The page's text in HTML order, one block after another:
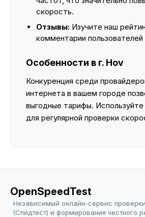
скорость.
Отзывы: Изучите наш
комментарии
Особенности в г. Hov
Конкуренция среди
интернета в вашем городе
выгодные тарифы.
для регулярной проверки
OpenSpeedTest
Независимый онлайн-сервис
(Спидтест) и формирования честного